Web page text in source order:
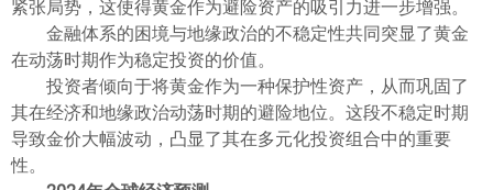
紧张局势，这使得黄金作为避险资产的吸引力进一步增强。
金融体系的困境与地缘政治的不稳定性共同突显了黄金
在动荡时期作为稳定投资的价值。
投资者倾向于将黄金作为一种保护性资产，从而巩固了
其在经济和地缘政治动荡时期的避险地位。这段不稳定时期
导致金价大幅波动，凸显了其在多元化投资组合中的重要
性。